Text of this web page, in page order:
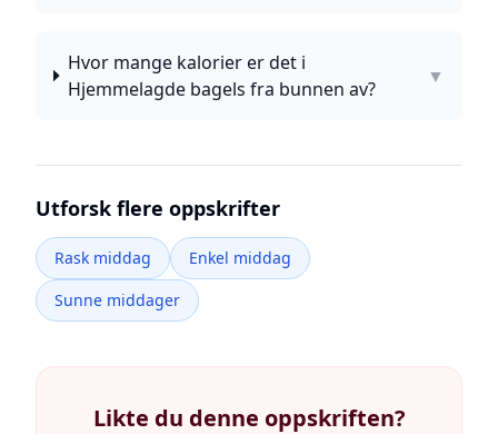
Hvor mange kalorier er det i
Hjemmelagde bagels fra bunnen av?
▼
Utforsk flere oppskrifter
Rask middag
Enkel middag
Sunne middager
Likte du denne oppskriften?